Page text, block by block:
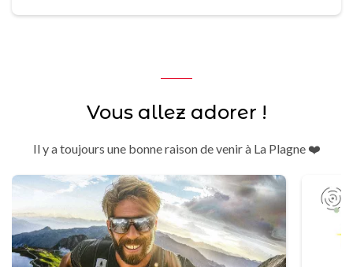
Vous allez adorer !
Il y a toujours une bonne raison de venir à La Plagne ❤️